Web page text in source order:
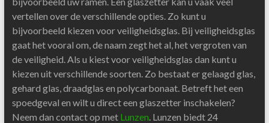
vertellen over de verschillende opties. Zo kunt u
bijvoorbeeld kiezen voor veiligheidsglas. Bij veiligheidsglas
gaat het vooral om, de naam zegt het al, het vergroten van
de veiligheid. Als u kiest voor veiligheidsglas dan kunt u
kiezen uit verschillende soorten. Zo bestaat er gelaagd glas,
gehard glas, draadglas en polycarbonaat. Betreft het een
spoedgeval en wilt u direct een glaszetter inschakelen?
Neem dan contact op met Lunzen . Lunzen biedt 24